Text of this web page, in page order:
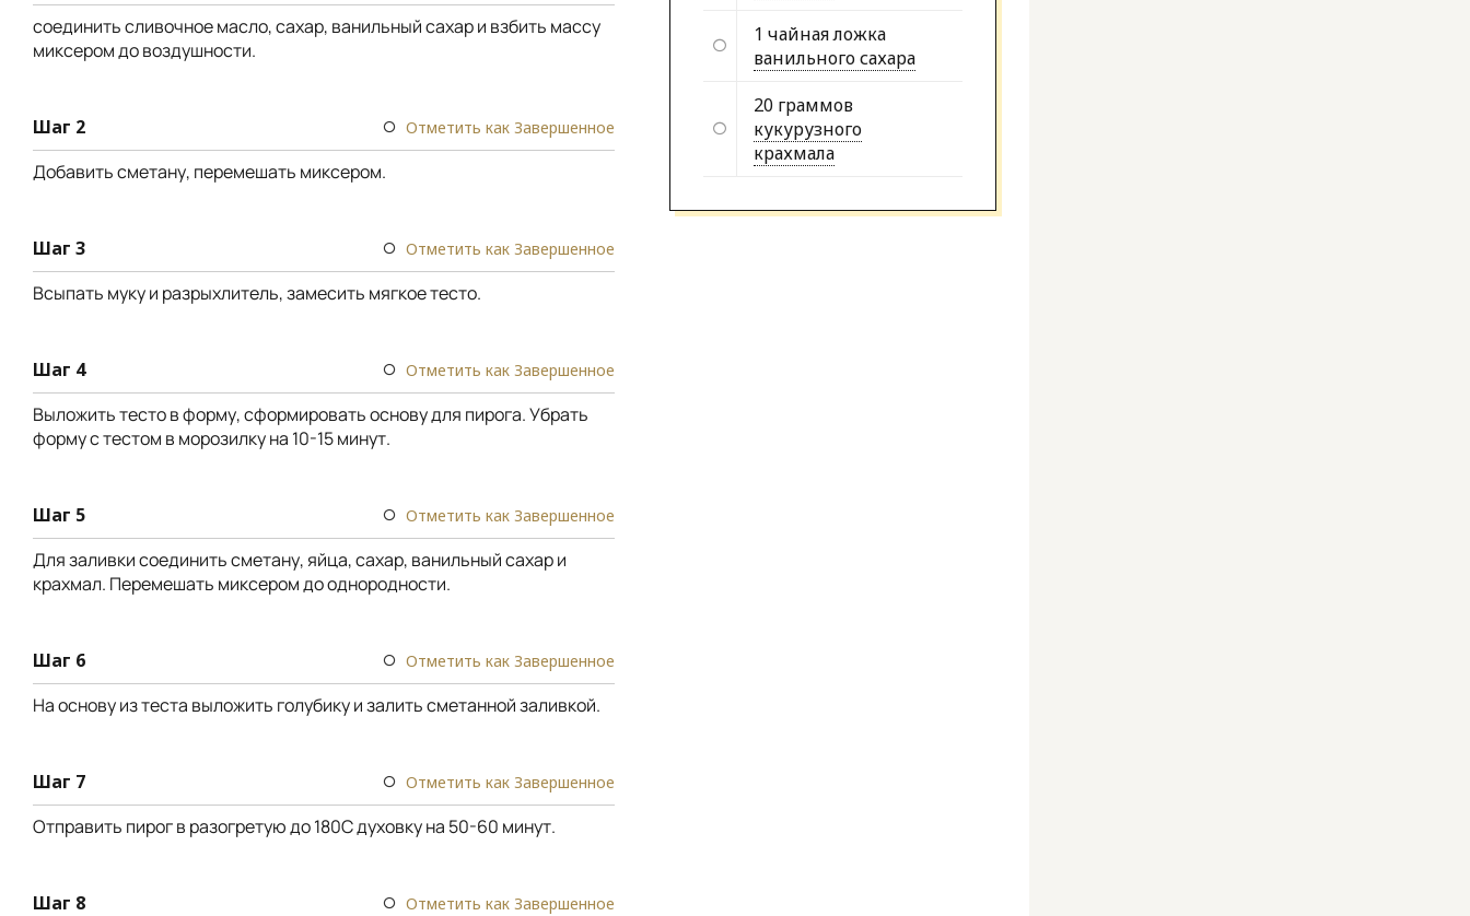
соединить сливочное масло, сахар, ванильный сахар и взбить массу
миксером до воздушности.
Шаг 2 Отметить как Завершенное
Добавить сметану, перемешать миксером.
Шаг 3 Отметить как Завершенное
Всыпать муку и разрыхлитель, замесить мягкое тесто.
Шаг 4 Отметить как Завершенное
Выложить тесто в форму, сформировать основу для пирога. Убрать
форму с тестом в морозилку на 10-15 минут.
Шаг 5 Отметить как Завершенное
Для заливки соединить сметану, яйца, сахар, ванильный сахар и
крахмал. Перемешать миксером до однородности.
Шаг 6 Отметить как Завершенное
На основу из теста выложить голубику и залить сметанной заливкой.
Шаг 7 Отметить как Завершенное
Отправить пирог в разогретую до 180С духовку на 50-60 минут.
Шаг 8 Отметить как Завершенное
1 чайная ложка
ванильного сахара
20 граммов
кукурузного
крахмала